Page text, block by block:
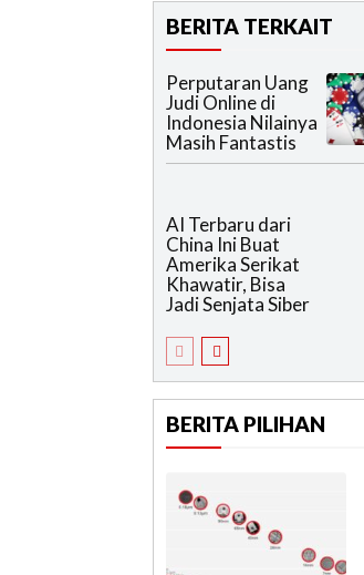
BERITA TERKAIT
Perputaran Uang
Judi Online di
Indonesia Nilainya
Masih Fantastis
AI Terbaru dari
China Ini Buat
Amerika Serikat
Khawatir, Bisa
Jadi Senjata Siber
BERITA PILIHAN